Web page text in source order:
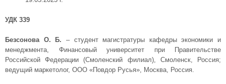
УДК 339
Безсонова О. Б. – студент магистратуры кафедры экономики и
менеджмента, Финансовый университет при Правительстве
Российской Федерации (Смоленский филиал), Смоленск, Россия;
ведущий маркетолог, ООО «Повдор Русья», Москва, Россия.